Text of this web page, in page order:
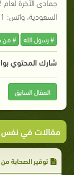
السعودية، واتس: 00966505906761
# رسول الله # من
شارك المحتوي
المقال السابق
مقالات في نفس
توقير الصحابة